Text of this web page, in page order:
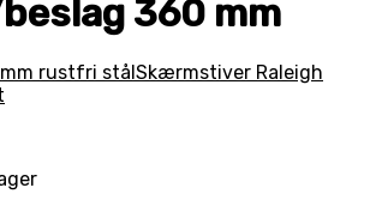
360 mm
rustfri stålSkærmstiver Raleigh